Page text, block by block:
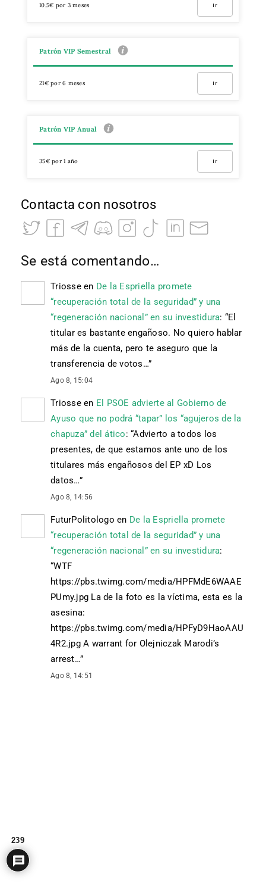
10,5€ por 3 meses Ir
Patrón VIP Semestral
21€ por 6 meses Ir
Patrón VIP Anual
35€ por 1 año Ir
Contacta con nosotros
Se está comentando…
Triosseen De la Espriella promete
“recuperación total de la seguridad” y una
“regeneración nacional” en su investidura: “El
titular es bastante engañoso. No quiero hablar
más de la cuenta, pero te aseguro que la
transferencia de votos…”
Ago 8, 15:04
Triosseen El PSOE advierte al Gobierno de
Ayuso que no podrá “tapar” los “agujeros de la
chapuza” del ático: “Advierto a todos los
presentes, de que estamos ante uno de los
titulares más engañosos del EP xD Los
datos…”
Ago 8, 14:56
FuturPolitologo en De la Espriella promete
“recuperación total de la seguridad” y una
“regeneración nacional” en su investidura:
“WTF
https://pbs.twimg.com/media/HPFMdE6WAAE
PUmy.jpg La de la foto es la víctima, esta es la
asesina:
https://pbs.twimg.com/media/HPFyD9HaoAAU
4R2.jpg A warrant for Olejniczak Marodi’s
arrest…”
Ago 8, 14:51
239